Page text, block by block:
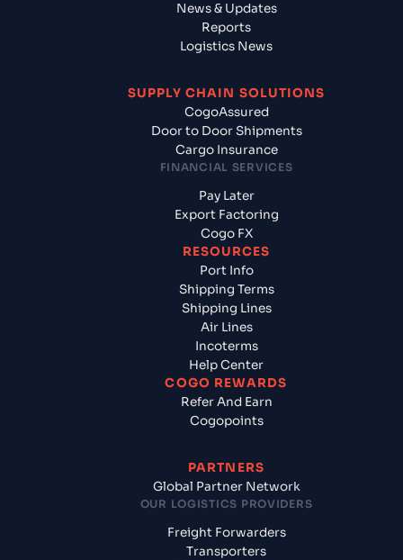
News & Updates
Reports
Logistics News
SUPPLY CHAIN SOLUTIONS
CogoAssured
Door to Door Shipments
Cargo Insurance
FINANCIAL SERVICES
Pay Later
Export Factoring
Cogo FX
RESOURCES
Port Info
Shipping Terms
Shipping Lines
Air Lines
Incoterms
Help Center
COGO REWARDS
Refer And Earn
Cogopoints
PARTNERS
Global Partner Network
OUR LOGISTICS PROVIDERS
Freight Forwarders
Transporters